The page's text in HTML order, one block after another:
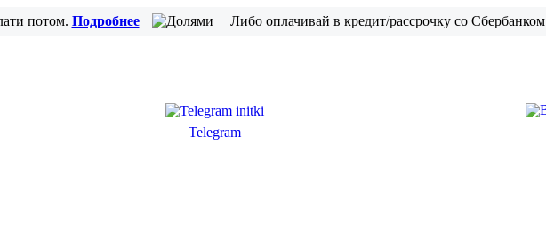
потом. Подробнее Либо оплачивай в кредит/рассрочку со Сбербанком
Telegram